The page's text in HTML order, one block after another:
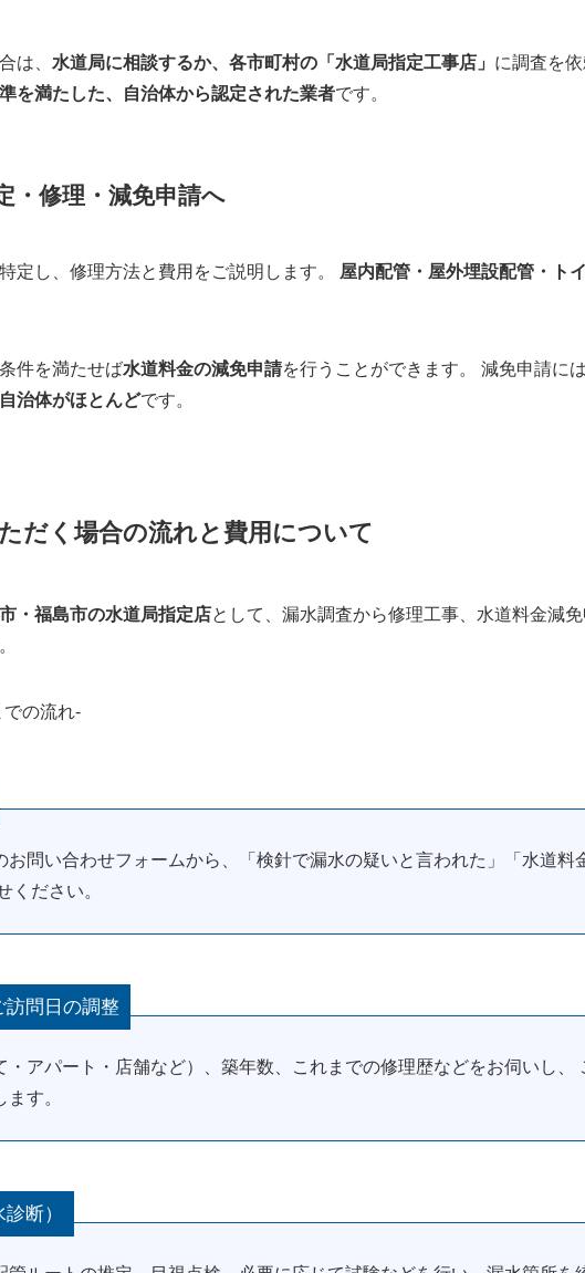
は、 水道局に相談するか、各市町村の「水道局指定工事店」 に調査を
を満たした、自治体から認定された業者です。
・修理・減免申請へ
定し、修理方法と費用をご説明します。 屋内配管・屋外埋設配管・ト
件を満たせば水道料金の減免申請を行うことができます。 減免申請には
治体がほとんどです。
だく場合の流れと費用について
・福島市の水道局指定店として、漏水調査から修理工事、水道料金減
の流れ-
お問い合わせフォームから、「検針で漏水の疑いと言われた」「水道料
ください。
訪問日の調整
・アパート・店舗など）、築年数、これまでの修理歴などをお伺いし、
す。
断）